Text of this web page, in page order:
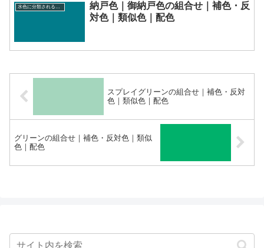
水色に分類される色一覧
納戸色｜御納戸色の組合せ｜補色・反
対色｜類似色｜配色
スプレイグリーンの組合せ｜補色・反対
色｜類似色｜配色
グリーンの組合せ｜補色・反対色｜類似
色｜配色